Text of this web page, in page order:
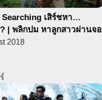
Searching เสิร์ชหา…
| พลิกปม หาลูกสาวผ่านจอ
2018